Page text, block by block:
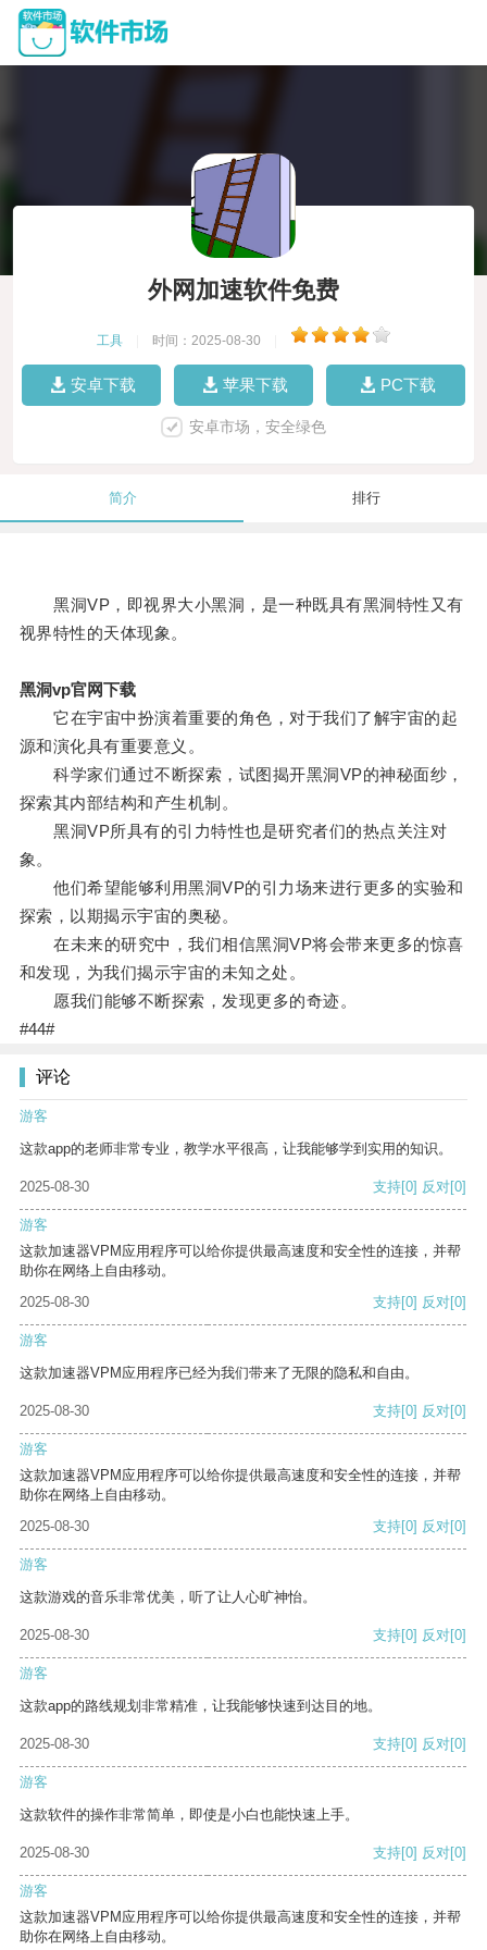
外网加速软件免费
工具 时间：2025-08-30
安卓下载 苹果下载 PC下载
安卓市场，安全绿色
简介 排行
黑洞VP，即视界大小黑洞，是一种既具有黑洞特性又有
视界特性的天体现象。
黑洞vp官网下载
它在宇宙中扮演着重要的角色，对于我们了解宇宙的起
源和演化具有重要意义。
科学家们通过不断探索，试图揭开黑洞VP的神秘面纱，
探索其内部结构和产生机制。
黑洞VP所具有的引力特性也是研究者们的热点关注对
象。
他们希望能够利用黑洞VP的引力场来进行更多的实验和
探索，以期揭示宇宙的奥秘。
在未来的研究中，我们相信黑洞VP将会带来更多的惊喜
和发现，为我们揭示宇宙的未知之处。
愿我们能够不断探索，发现更多的奇迹。
#44#
评论
游客
这款app的老师非常专业，教学水平很高，让我能够学到实用的知识。
2025-08-30 支持[0] 反对[0]
游客
这款加速器VPM应用程序可以给你提供最高速度和安全性的连接，并帮
助你在网络上自由移动。
2025-08-30
支持[0] 反对[0]
游客
这款加速器VPM应用程序已经为我们带来了无限的隐私和自由。
2025-08-30 支持[0] 反对[0]
游客
这款加速器VPM应用程序可以给你提供最高速度和安全性的连接，并帮
助你在网络上自由移动。
2025-08-30
支持[0] 反对[0]
游客
这款游戏的音乐非常优美，听了让人心旷神怡。
2025-08-30 支持[0] 反对[0]
游客
这款app的路线规划非常精准，让我能够快速到达目的地。
2025-08-30 支持[0] 反对[0]
游客
这款软件的操作非常简单，即使是小白也能快速上手。
2025-08-30 支持[0] 反对[0]
游客
这款加速器VPM应用程序可以给你提供最高速度和安全性的连接，并帮
助你在网络上自由移动。